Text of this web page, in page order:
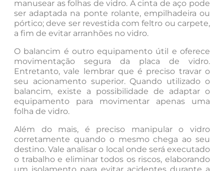
manusear as folhas de vidro. A cinta de aço pode
ser adaptada na ponte rolante, empilhadeira ou
pórtico; deve ser revestida com feltro ou carpete,
a fim de evitar arranhões no vidro.
O balancim é outro equipamento útil e oferece
movimentação segura da placa de vidro.
Entretanto, vale lembrar que é preciso travar o
seu acionamento superior. Quando utilizado o
balancim, existe a possibilidade de adaptar o
equipamento para movimentar apenas uma
folha de vidro.
Além do mais, é preciso manipular o vidro
corretamente quando o mesmo chega ao seu
destino. Vale analisar o local onde será executado
o trabalho e eliminar todos os riscos, elaborando
um isolamento para evitar acidentes durante a